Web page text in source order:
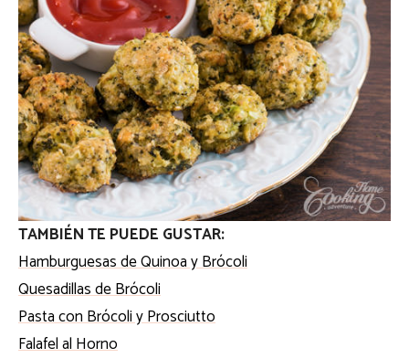
TAMBIÉN TE PUEDE GUSTAR:
Hamburguesas de Quinoa y Brócoli
Quesadillas de Brócoli
Pasta con Brócoli y Prosciutto
Falafel al Horno